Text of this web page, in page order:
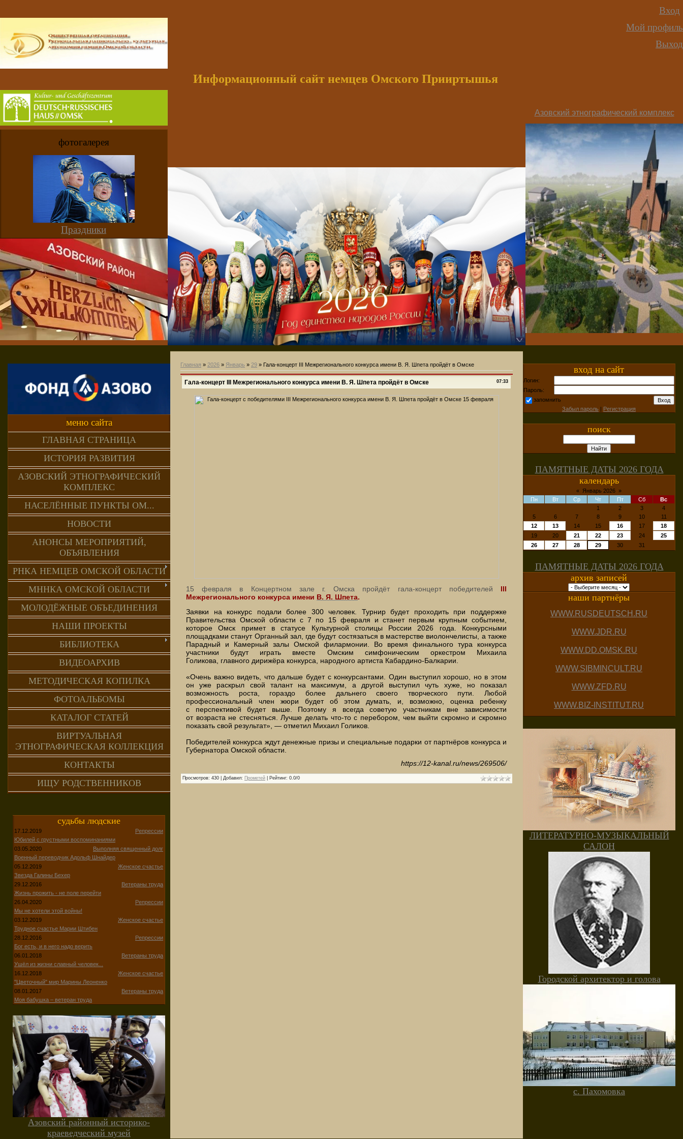
Вход
Мой профиль
Выход
фотогалерея
Праздники
Информационный сайт немцев Омского Прииртышья
Азовский этнографический комплекс
меню сайта
ГЛАВНАЯ СТРАНИЦА
ИСТОРИЯ РАЗВИТИЯ
АЗОВСКИЙ ЭТНОГРАФИЧЕСКИЙ
КОМПЛЕКС
НАСЕЛЁННЫЕ ПУНКТЫ ОМ...
НОВОСТИ
АНОНСЫ МЕРОПРИЯТИЙ,
ОБЪЯВЛЕНИЯ
РНКА НЕМЦЕВ ОМСКОЙ ОБЛАСТИ
МННКА ОМСКОЙ ОБЛАСТИ
МОЛОДЁЖНЫЕ ОБЪЕДИНЕНИЯ
НАШИ ПРОЕКТЫ
БИБЛИОТЕКА
ВИДЕОАРХИВ
МЕТОДИЧЕСКАЯ КОПИЛКА
ФОТОАЛЬБОМЫ
КАТАЛОГ СТАТЕЙ
ВИРТУАЛЬНАЯ
ЭТНОГРАФИЧЕСКАЯ КОЛЛЕКЦИЯ
КОНТАКТЫ
ИЩУ РОДСТВЕННИКОВ
судьбы людские
17.12.2019
Репрессии
Юбилей с грустными воспоминаниями
03.05.2020
Выполняя священный долг
Военный переводчик Адольф Шнайдер
05.12.2019
Женское счастье
Звезда Галины Бехер
29.12.2016
Ветераны труда
Жизнь прожить - не поле перейти
26.04.2020
Репрессии
Мы не хотели этой войны!
03.12.2019
Женское счастье
Трудное счастье Марии Штибен
28.12.2016
Репрессии
Бог есть, и в него надо верить
06.01.2018
Ветераны труда
Ушёл из жизни славный человек...
16.12.2018
Женское счастье
"Цветочный" мир Марины Леоненко
08.01.2017
Ветераны труда
Моя бабушка – ветеран труда
Азовский районный историко-
краеведческий музей
Главная » 2026 » Январь » 29 » Гала-концерт III Межрегионального конкурса имени В. Я. Шпета пройдёт в Омске
07:33
Гала-концерт III Межрегионального конкурса имени В. Я. Шпета пройдёт в Омске
15 февраля в Концертном зале г. Омска пройдёт гала-концерт победителей III
Межрегионального конкурса имени В. Я. Шпета.
Заявки на конкурс подали более 300 человек. Турнир будет проходить при поддержке
Правительства Омской области с 7 по 15 февраля и станет первым крупным событием,
которое Омск примет в статусе Культурной столицы России 2026 года. Конкурсными
площадками станут Органный зал, где будут состязаться в мастерстве виолончелисты, а также
Парадный и Камерный залы Омской филармонии. Во время финального тура конкурса
участники будут играть вместе Омским симфоническим оркестром Михаила
Голикова, главного дирижёра конкурса, народного артиста Кабардино-Балкарии.
«Очень важно видеть, что дальше будет с конкурсантами. Один выступил хорошо, но в этом
он уже раскрыл свой талант на максимум, а другой выступил чуть хуже, но показал
возможность роста, гораздо более дальнего своего творческого пути. Любой
профессиональный член жюри будет об этом думать, и, возможно, оценка ребенку
с перспективой будет выше. Поэтому я всегда советую участникам вне зависимости
от возраста не стесняться. Лучше делать что-то с перебором, чем выйти скромно и скромно
показать свой результат», — отметил Михаил Голиков.
Победителей конкурса ждут денежные призы и специальные подарки от партнёров конкурса и
Губернатора Омской области.
https://12-kanal.ru/news/269506/
Просмотров: 430 Добавил: Прометей Рейтинг: 0.0/0
вход на сайт
Логин:
Пароль:
запомнить
Забыл пароль | Регистрация
поиск
ПАМЯТНЫЕ ДАТЫ 2026 ГОДА
календарь
« Январь 2026 »
Пн
Вт Ср Чт Пт Сб
Вс
1
2 3
4
5
6 7 8 9 10
11
12
13 14 15 16 17
18
19
20 21 22 23 24
25
26
27 28 29 30 31
ПАМЯТНЫЕ ДАТЫ 2026 ГОДА
архив записей
наши партнёры
WWW.RUSDEUTSCH.RU
WWW.JDR.RU
WWW.DD.OMSK.RU
WWW.SIBMINCULT.RU
WWW.ZFD.RU
WWW.BIZ-INSTITUT.RU
ЛИТЕРАТУРНО-МУЗЫКАЛЬНЫЙ
САЛОН
Городской архитектор и голова
с. Пахомовка